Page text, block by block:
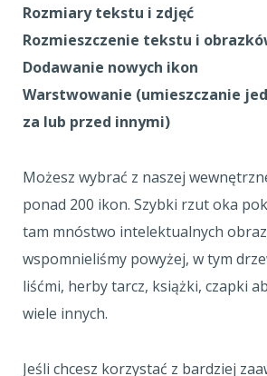
Rozmiary tekstu i zdjęć
Rozmieszczenie tekstu i
Dodawanie nowych ikon
Warstwowanie (umieszczanie
za lub przed innymi)
Możesz wybrać z naszej
ponad 200 ikon. Szybki rzut oka
tam mnóstwo intelektualnych
wspomnieliśmy powyżej, w tym
liśćmi, herby tarcz, książki, czapki
wiele innych.
Jeśli chcesz korzystać z bardziej